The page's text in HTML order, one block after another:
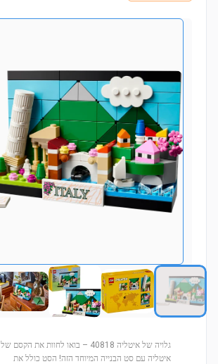
גלויה של איטליה 40818 – בואו לחוות את הקסם של
איטליה עם סט הבנייה המיוחד הזה! הסט כולל את